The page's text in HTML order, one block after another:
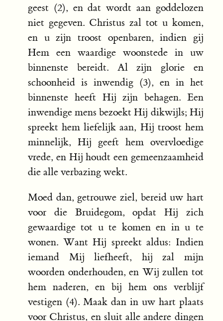
geest (2), en dat wordt aan goddelozen
niet gegeven. Christus zal tot u komen,
en u zijn troost openbaren, indien gij
Hem een waardige woonstede in uw
binnenste bereidt. Al zijn glorie en
schoonheid is inwendig (3), en in het
binnenste heeft Hij zijn behagen. Een
inwendige mens bezoekt Hij dikwijls; Hij
spreekt hem liefelijk aan, Hij troost hem
minnelijk, Hij geeft hem overvloedige
vrede, en Hij houdt een gemeenzaamheid
die alle verbazing wekt.
Moed dan, getrouwe ziel, bereid uw hart
voor die Bruidegom, opdat Hij zich
gewaardige tot u te komen en in u te
wonen. Want Hij spreekt aldus: Indien
iemand Mij liefheeft, hij zal mijn
woorden onderhouden, en Wij zullen tot
hem naderen, en bij hem ons verblijf
vestigen (4). Maak dan in uw hart plaats
voor Christus, en sluit alle andere dingen